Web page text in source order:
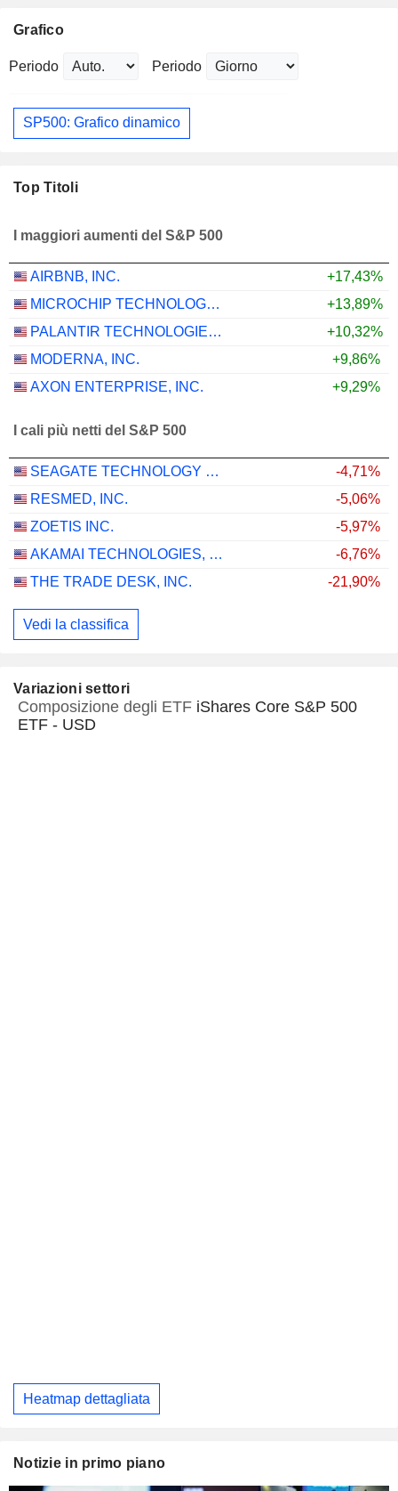
Grafico
Periodo Periodo
SP500: Grafico dinamico
Top Titoli
I maggiori aumenti del S&P 500
AIRBNB, INC.
+17,43%
MICROCHIP TECHNOLOGY INCORPORATED
+13,89%
PALANTIR TECHNOLOGIES INC.
+10,32%
MODERNA, INC.
+9,86%
AXON ENTERPRISE, INC.
+9,29%
I cali più netti del S&P 500
SEAGATE TECHNOLOGY HOLDINGS PLC
-4,71%
RESMED, INC.
-5,06%
ZOETIS INC.
-5,97%
AKAMAI TECHNOLOGIES, INC.
-6,76%
THE TRADE DESK, INC.
-21,90%
Vedi la classifica
Variazioni settori
Composizione degli ETF iShares Core S&P 500
ETF - USD
Heatmap dettagliata
Notizie in primo piano